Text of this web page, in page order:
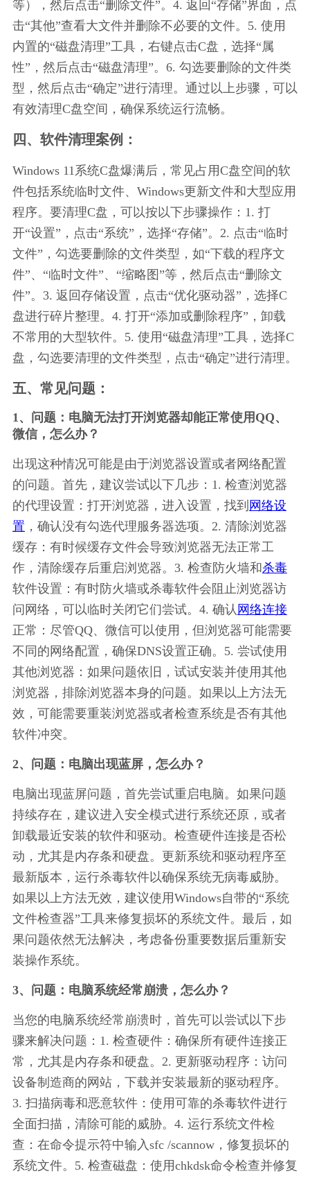
等），然后点击“删除文件”。4. 返回“存储”界面，点
击“其他”查看大文件并删除不必要的文件。5. 使用
内置的“磁盘清理”工具，右键点击C盘，选择“属
性”，然后点击“磁盘清理”。6. 勾选要删除的文件类
型，然后点击“确定”进行清理。通过以上步骤，可以
有效清理C盘空间，确保系统运行流畅。
四、软件清理案例：
Windows 11系统C盘爆满后，常见占用C盘空间的软
件包括系统临时文件、Windows更新文件和大型应用
程序。要清理C盘，可以按以下步骤操作：1. 打
开“设置”，点击“系统”，选择“存储”。2. 点击“临时
文件”，勾选要删除的文件类型，如“下载的程序文
件”、“临时文件”、“缩略图”等，然后点击“删除文
件”。3. 返回存储设置，点击“优化驱动器”，选择C
盘进行碎片整理。4. 打开“添加或删除程序”，卸载
不常用的大型软件。5. 使用“磁盘清理”工具，选择C
盘，勾选要清理的文件类型，点击“确定”进行清理。
五、常见问题：
1、问题：电脑无法打开浏览器却能正常使用QQ、
微信，怎么办？
出现这种情况可能是由于浏览器设置或者网络配置
的问题。首先，建议尝试以下几步：1. 检查浏览器
的代理设置：打开浏览器，进入设置，找到 网络设
置 ，确认没有勾选代理服务器选项。2. 清除浏览器
缓存：有时候缓存文件会导致浏览器无法正常工
作，清除缓存后重启浏览器。3. 检查防火墙和杀毒
软件设置：有时防火墙或杀毒软件会阻止浏览器访
问网络，可以临时关闭它们尝试。4. 确认 网络连接
正常：尽管QQ、微信可以使用，但浏览器可能需要
不同的网络配置，确保DNS设置正确。5. 尝试使用
其他浏览器：如果问题依旧，试试安装并使用其他
浏览器，排除浏览器本身的问题。如果以上方法无
效，可能需要重装浏览器或者检查系统是否有其他
软件冲突。
2、问题：电脑出现蓝屏，怎么办？
电脑出现蓝屏问题，首先尝试重启电脑。如果问题
持续存在，建议进入安全模式进行系统还原，或者
卸载最近安装的软件和驱动。检查硬件连接是否松
动，尤其是内存条和硬盘。更新系统和驱动程序至
最新版本，运行杀毒软件以确保系统无病毒威胁。
如果以上方法无效，建议使用Windows自带的“系统
文件检查器”工具来修复损坏的系统文件。最后，如
果问题依然无法解决，考虑备份重要数据后重新安
装操作系统。
3、问题：电脑系统经常崩溃，怎么办？
当您的电脑系统经常崩溃时，首先可以尝试以下步
骤来解决问题：1. 检查硬件：确保所有硬件连接正
常，尤其是内存条和硬盘。2. 更新驱动程序：访问
设备制造商的网站，下载并安装最新的驱动程序。
3. 扫描病毒和恶意软件：使用可靠的杀毒软件进行
全面扫描，清除可能的威胁。4. 运行系统文件检
查：在命令提示符中输入sfc /scannow，修复损坏的
系统文件。5. 检查磁盘：使用chkdsk命令检查并修复